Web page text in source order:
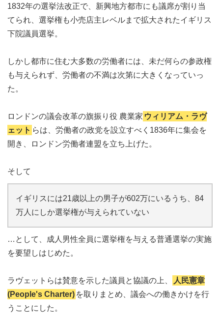
1832年の選挙法改正で、新興地方都市にも議席が割り当
てられ、選挙権も小売店主レベルまで拡大されたイギリス
下院議員選挙。
しかし都市に住む大多数の労働者には、未だ何らの参政権
も与えられず、労働者の不満は次第に大きくなっていっ
た。
ロンドンの議会改革の旗振り役 農業家 ウィリアム・ラヴ
ェット らは、労働者の政党を設立すべく1836年に集会を
開き、ロンドン労働者連盟を立ち上げた。
そして
イギリスには21歳以上の男子が602万にいるうち、84
万人にしか選挙権が与えられていない
…として、成人男性全員に選挙権を与える普通選挙の実施
を要望しはじめた。
ラヴェットらは賛意を示した議員と協議の上、
人民憲章
(People's Charter) を取りまとめ、議会への働きかけを行
うことにした。